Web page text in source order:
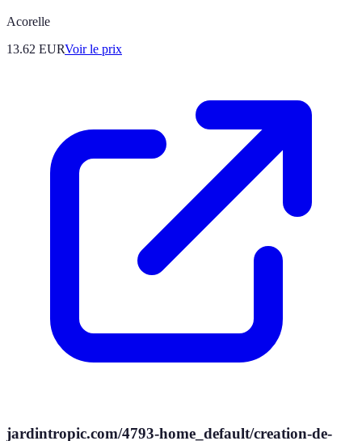
Acorelle
13.62 EURVoir le prix
jardintropic.com/4793-home_default/creation-de-